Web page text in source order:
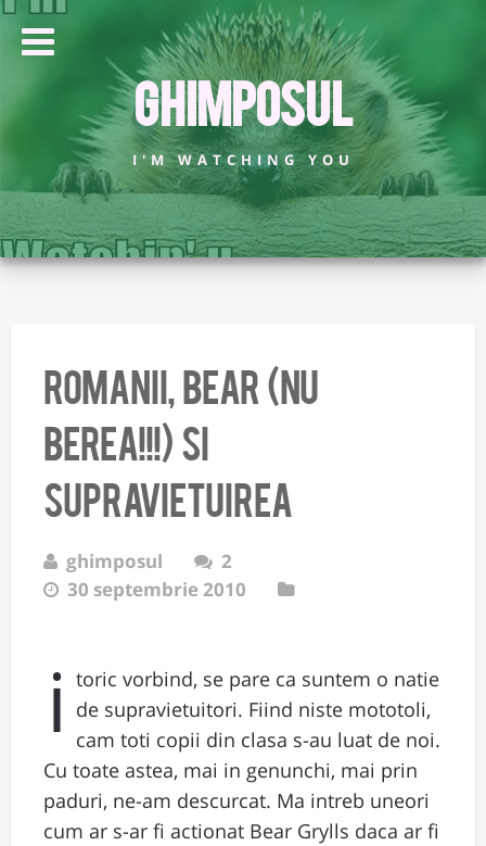
Ghimposul
I'M WATCHING YOU
romanii, Bear (nu
berea!!!) si
supravietuirea
ghimposul
2
30 septembrie 2010
i toric vorbind, se pare ca suntem o natie
de supravietuitori. Fiind niste mototoli,
cam toti copii din clasa s-au luat de noi.
Cu toate astea, mai in genunchi, mai prin
paduri, ne-am descurcat. Ma intreb uneori
cum ar s-ar fi actionat Bear Grylls daca ar fi